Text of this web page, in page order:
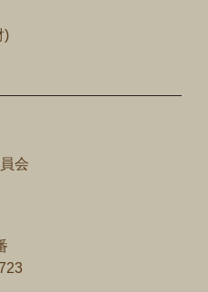
)
会